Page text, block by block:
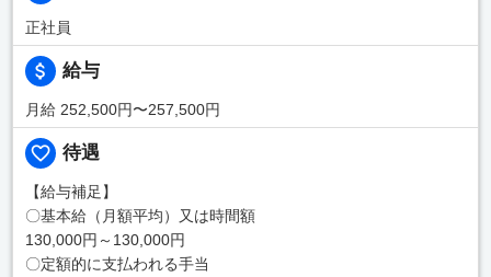
正社員
給与
月給 252,500円〜257,500円
待遇
【給与補足】
〇基本給（月額平均）又は時間額
130,000円～130,000円
〇定額的に支払われる手当